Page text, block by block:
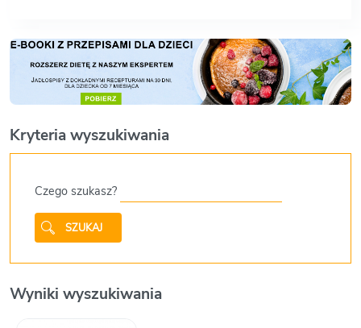
Kryteria wyszukiwania
Czego szukasz?
SZUKAJ
Wyniki wyszukiwania